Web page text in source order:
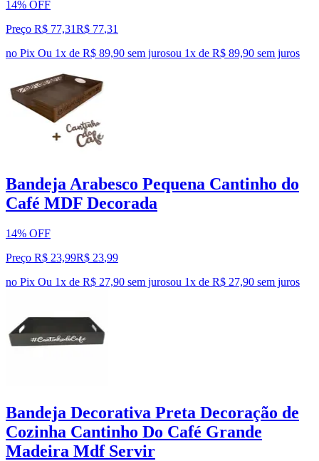
14% OFF
Preço R$ 77,31R$ 77,31
no Pix Ou 1x de R$ 89,90 sem jurosou 1x de R$ 89,90 sem juros
Bandeja Arabesco Pequena Cantinho do
Café MDF Decorada
14% OFF
Preço R$ 23,99R$ 23,99
no Pix Ou 1x de R$ 27,90 sem jurosou 1x de R$ 27,90 sem juros
Bandeja Decorativa Preta Decoração de
Cozinha Cantinho Do Café Grande
Madeira Mdf Servir